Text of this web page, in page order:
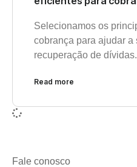
Selecionamos os
cobrança para ajudar a
recuperação de dívidas.
Read more
Fale conosco